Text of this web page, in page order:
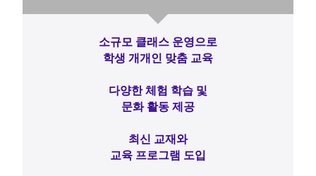
소규모 클래스 운영으로
학생 개개인 맞춤 교육
다양한 체험 학습 및
문화 활동 제공
최신 교재와
교육 프로그램 도입